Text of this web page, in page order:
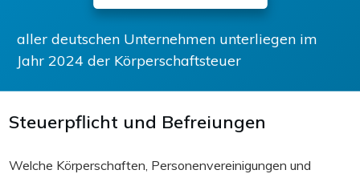
aller deutschen Unternehmen unterliegen im
Jahr 2024 der Körperschaftsteuer
Steuerpflicht und Befreiungen
Welche Körperschaften, Personenvereinigungen und